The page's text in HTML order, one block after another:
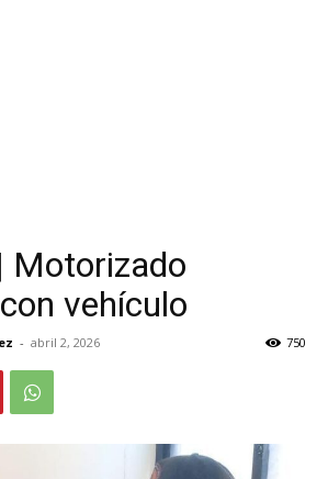
Motorizado
vehículo
- abril 2, 2026 750